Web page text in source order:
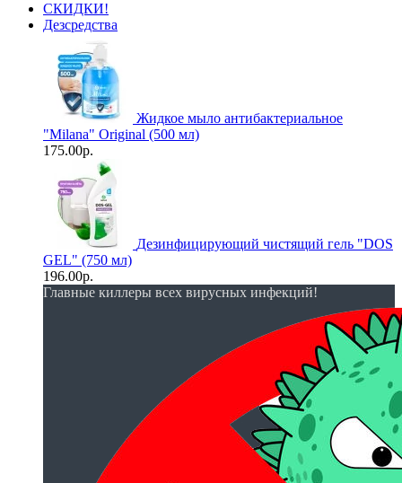
СКИДКИ!
Дезсредства
Жидкое мыло антибактериальное
"Milana" Original (500 мл)
175.00р.
Дезинфицирующий чистящий гель "DOS
GEL" (750 мл)
196.00р.
Главные киллеры всех вирусных инфекций!